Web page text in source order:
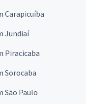
Carapicuíba
Jundiaí
Piracicaba
Sorocaba
São Paulo